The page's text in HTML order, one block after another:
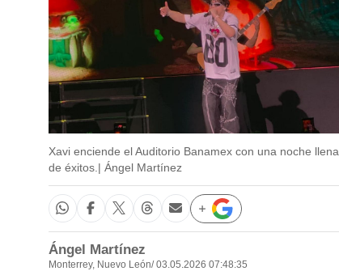
Xavi enciende el Auditorio Banamex con una noche llena
de éxitos.| Ángel Martínez
Ángel Martínez
Monterrey, Nuevo León/ 03.05.2026 07:48:35